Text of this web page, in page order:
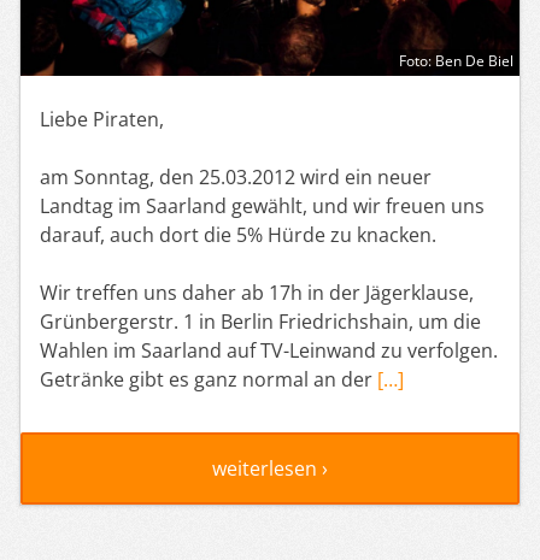
Foto: Ben De Biel
Liebe Piraten,
am Sonntag, den 25.03.2012 wird ein neuer
Landtag im Saarland gewählt, und wir freuen uns
darauf, auch dort die 5% Hürde zu knacken.
Wir treffen uns daher ab 17h in der Jägerklause,
Grünbergerstr. 1 in Berlin Friedrichshain, um die
Wahlen im Saarland auf TV-Leinwand zu verfolgen.
Getränke gibt es ganz normal an der […]
weiterlesen ›